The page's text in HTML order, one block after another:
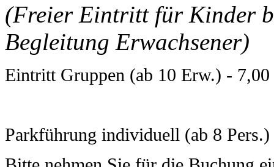
(Freier Eintritt für Kinder
Begleitung Erwachsener)
Eintritt Gruppen (ab 10 Erw.) - 7,00
Parkführung individuell (ab 8